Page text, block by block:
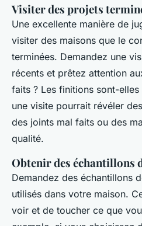
Visiter des projets
Une excellente manière de
visiter des maisons que le
terminées. Demandez une
récents et prêtez attention
faits ? Les finitions sont-
une visite pourrait révéler
des joints mal faits ou des
qualité.
Obtenir des échantillons
Demandez des échantillons
utilisés dans votre maison.
voir et de toucher ce que